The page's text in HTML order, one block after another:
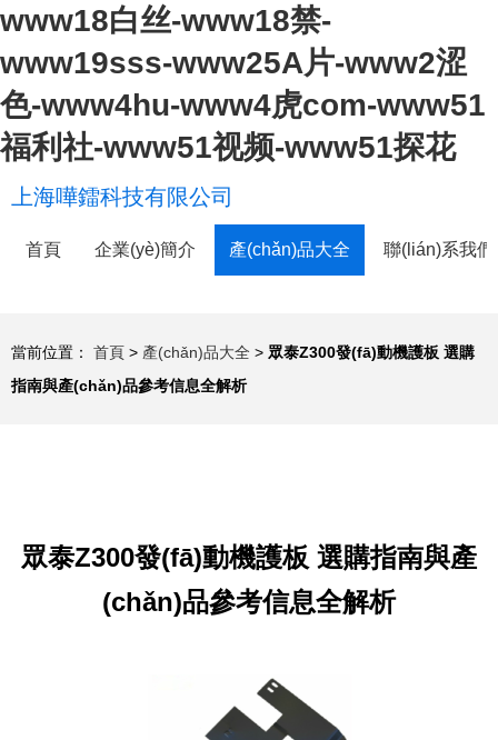
www18白丝-www18禁-
www19sss-www25A片-www2涩
色-www4hu-www4虎com-www51
福利社-www51视频-www51探花
上海嘩鐳科技有限公司
首頁 企業(yè)簡介 產(chǎn)品大全 聯(lián)系我們
當前位置： 首頁 > 產(chǎn)品大全 > 眾泰Z300發(fā)動機護板 選購
指南與產(chǎn)品參考信息全解析
眾泰Z300發(fā)動機護板 選購指南與產
(chǎn)品參考信息全解析